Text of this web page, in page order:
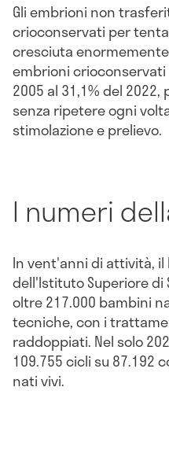
Gli embrioni non
crioconservati per
cresciuta
embrioni crioconservati
2005 al 31,1% del
senza ripetere ogni
stimolazione e prelievo.
I numeri
In vent'anni di attività, il
dell'Istituto Superiore
oltre 217.000 bambini
tecniche, con i
raddoppiati. Nel solo
109.755 cicli su 87.192
nati vivi.